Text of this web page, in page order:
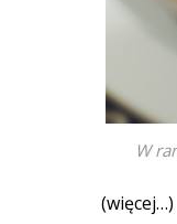
W
(więcej…)